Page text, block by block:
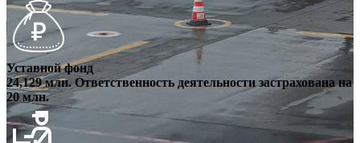
Уставной фонд
24,129 млн. Ответственность деятельности застрахована на
20 млн.